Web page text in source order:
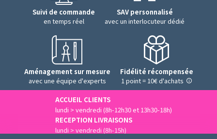
Suivi de commande
en temps réel
SAV personnalisé
avec un interlocuteur dédié
Aménagement sur mesure
avec une équipe d'experts
Fidélité récompensée
1 point = 10€ d'achats
ACCUEIL CLIENTS
lundi > vendredi (8h-12h30 et 13h30-18h)
RECEPTION LIVRAISONS
lundi > vendredi (8h-15h)